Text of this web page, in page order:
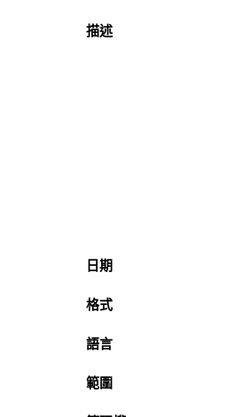
描述
日期
格式
語言
範圍